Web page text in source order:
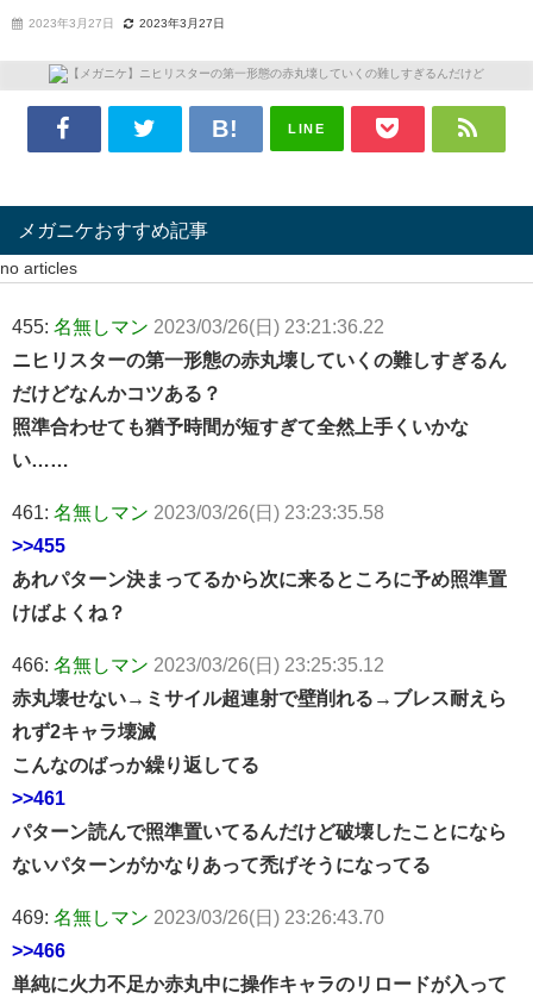
2023年3月27日 2023年3月27日
LINE
メガニケおすすめ記事
no articles
455: 名無しマン 2023/03/26(日) 23:21:36.22
ニヒリスターの第一形態の赤丸壊していくの難しすぎるん
だけどなんかコツある？
照準合わせても猶予時間が短すぎて全然上手くいかな
い……
461: 名無しマン 2023/03/26(日) 23:23:35.58
>>455
あれパターン決まってるから次に来るところに予め照準置
けばよくね？
466: 名無しマン 2023/03/26(日) 23:25:35.12
赤丸壊せない→ミサイル超連射で壁削れる→ブレス耐えら
れず2キャラ壊滅
こんなのばっか繰り返してる
>>461
パターン読んで照準置いてるんだけど破壊したことになら
ないパターンがかなりあって禿げそうになってる
469: 名無しマン 2023/03/26(日) 23:26:43.70
>>466
単純に火力不足か赤丸中に操作キャラのリロードが入って